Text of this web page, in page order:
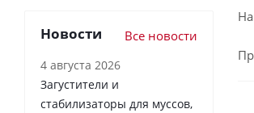
Новости Все новости
4 августа 2026
Загустители и
стабилизаторы для муссов,